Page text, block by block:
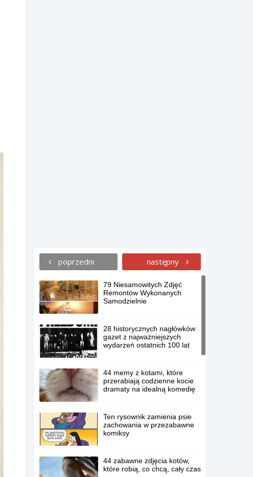
poprzedni następny
79 Niesamowitych Zdjęć
Remontów Wykonanych
Samodzielnie
28 historycznych nagłówków
gazet z najważniejszych
wydarzeń ostatnich 100 lat
44 memy z kotami, które
przerabiają codzienne kocie
dramaty na idealną komedię
Ten rysownik zamienia psie
zachowania w przezabawne
komiksy
44 zabawne zdjęcia kotów,
które robią, co chcą, cały czas